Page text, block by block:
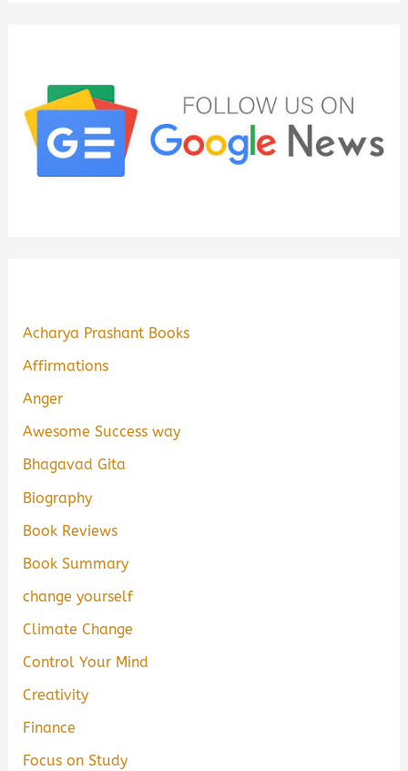
Acharya Prashant Books
Affirmations
Anger
Awesome Success way
Bhagavad Gita
Biography
Book Reviews
Book Summary
change yourself
Climate Change
Control Your Mind
Creativity
Finance
Focus on Study